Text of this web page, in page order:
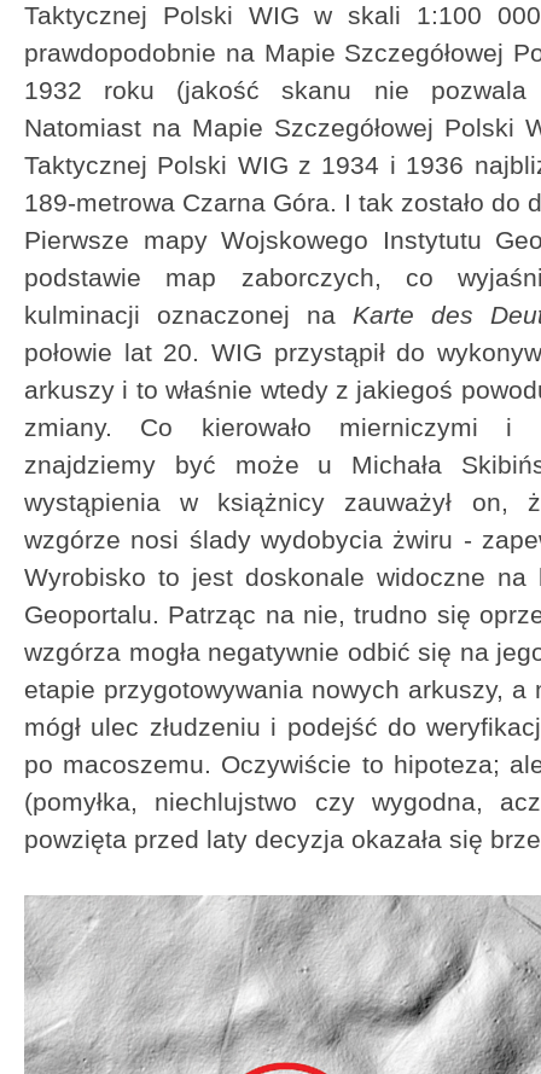
Taktycznej Polski WIG w skali 1:100
prawdopodobnie na Mapie Szczegółowej
1932 roku (jakość skanu nie pozwala
Natomiast na Mapie Szczegółowej Polski
Taktycznej Polski WIG z 1934 i 1936
189-metrowa Czarna Góra. I tak zostało do
Pierwsze mapy Wojskowego Instytutu
podstawie map zaborczych, co
kulminacji oznaczonej na Karte des
połowie lat 20. WIG przystąpił do
arkuszy i to właśnie wtedy z jakiegoś
zmiany. Co kierowało mierniczymi i
znajdziemy być może u Michała
wystąpienia w książnicy zauważył on,
wzgórze nosi ślady wydobycia żwiru -
Wyrobisko to jest doskonale widoczne na
Geoportalu. Patrząc na nie, trudno się
wzgórza mogła negatywnie odbić się na
etapie przygotowywania nowych arkuszy,
mógł ulec złudzeniu i podejść do
po macoszemu. Oczywiście to hipoteza;
(pomyłka, niechlujstwo czy wygodna,
powzięta przed laty decyzja okazała się